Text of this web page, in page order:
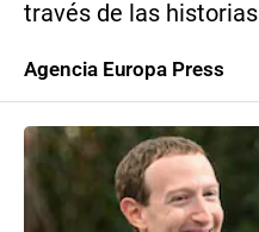
través de las historias
Agencia Europa Press